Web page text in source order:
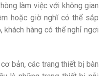
làm việc với không gian
hoặc giờ nghĩ có thể sắp
hàng có thể nghỉ ngơi
bản, các trang thiết bị bàn